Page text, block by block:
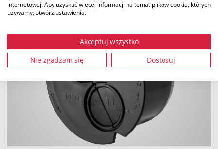
internetowej. Aby uzyskać więcej informacji na temat plików cookie, których
używamy, otwórz ustawienia.
Akceptuj wszystko
Nie zgadzam się Dostosuj